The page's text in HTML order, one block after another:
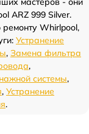
ARZ 999 Silver.
Whirlpool,
Устранение
, Замена фильтра
,
системы,
, Устранение
.